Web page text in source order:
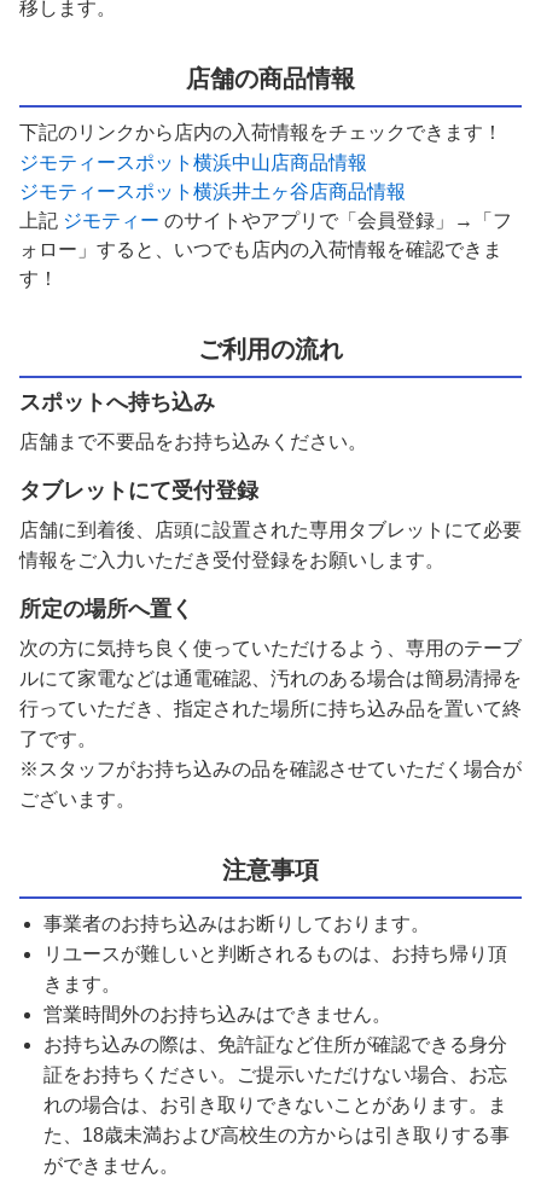
移します。
店舗の商品情報
下記のリンクから店内の入荷情報をチェックできます！
ジモティースポット横浜中山店商品情報
ジモティースポット横浜井土ヶ谷店商品情報
上記 ジモティー のサイトやアプリで「会員登録」→「フ
ォロー」すると、いつでも店内の入荷情報を確認できま
す！
ご利用の流れ
スポットへ持ち込み
店舗まで不要品をお持ち込みください。
タブレットにて受付登録
店舗に到着後、店頭に設置された専用タブレットにて必要
情報をご入力いただき受付登録をお願いします。
所定の場所へ置く
次の方に気持ち良く使っていただけるよう、専用のテーブ
ルにて家電などは通電確認、汚れのある場合は簡易清掃を
行っていただき、指定された場所に持ち込み品を置いて終
了です。
※スタッフがお持ち込みの品を確認させていただく場合が
ございます。
注意事項
事業者のお持ち込みはお断りしております。
リユースが難しいと判断されるものは、お持ち帰り頂
きます。
営業時間外のお持ち込みはできません。
お持ち込みの際は、免許証など住所が確認できる身分
証をお持ちください。ご提示いただけない場合、お忘
れの場合は、お引き取りできないことがあります。ま
た、18歳未満および高校生の方からは引き取りする事
ができません。